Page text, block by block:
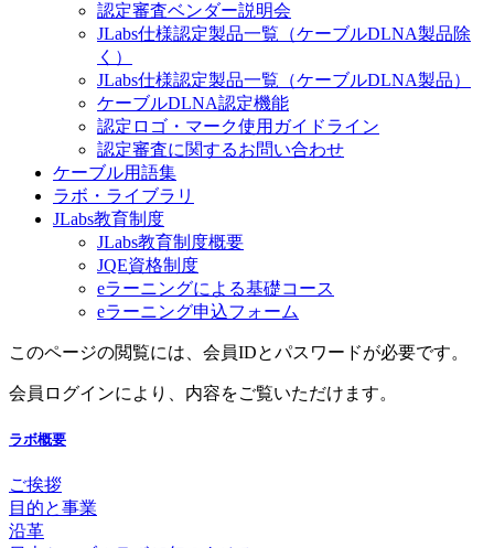
認定審査ベンダー説明会
JLabs仕様認定製品一覧（ケーブルDLNA製品除
く）
JLabs仕様認定製品一覧（ケーブルDLNA製品）
ケーブルDLNA認定機能
認定ロゴ・マーク使用ガイドライン
認定審査に関するお問い合わせ
ケーブル用語集
ラボ・ライブラリ
JLabs教育制度
JLabs教育制度概要
JQE資格制度
eラーニングによる基礎コース
eラーニング申込フォーム
このページの閲覧には、会員IDとパスワードが必要です。
会員ログインにより、内容をご覧いただけます。
ラボ概要
ご挨拶
目的と事業
沿革